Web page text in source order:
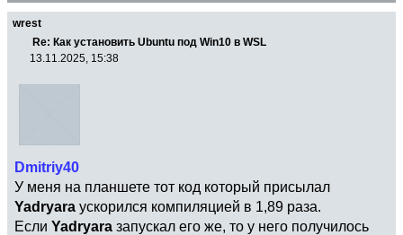
wrest
Re: Как установить Ubuntu под Win10 в WSL
13.11.2025, 15:38
Dmitriy40
У меня на планшете тот код который присылал
Yadryara ускорился компиляцией в 1,89 раза.
Если Yadryara запускал его же, то у него получилось